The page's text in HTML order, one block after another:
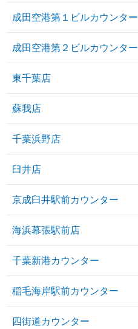
成田空港第１ビルカウンター
成田空港第２ビルカウンター
東千葉店
蘇我店
千葉浜野店
臼井店
京成臼井駅前カウンター
海浜幕張駅前店
千葉新港カウンター
稲毛海岸駅前カウンター
四街道カウンター